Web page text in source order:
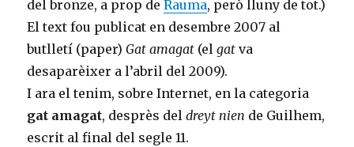
del bronze, a prop deRauma, però lluny de tot.)
El text fou publicat en desembre 2007 al
butlletí (paper)Gat amagat (elgat va
desaparèixer a l’abril del 2009).
I ara el tenim, sobre Internet, en la categoria
gat amagat, desprès deldreyt nien de Guilhem,
escrit al final del segle 11.